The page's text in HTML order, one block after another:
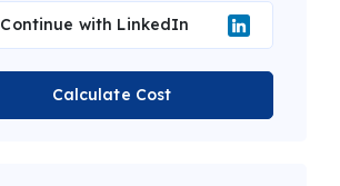
Continue with LinkedIn
Calculate Cost